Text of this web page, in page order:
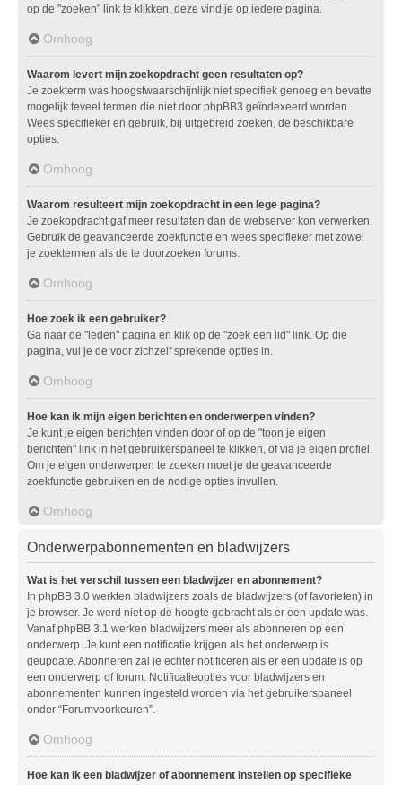
op de "zoeken" link te klikken, deze vind je op iedere pagina.
Omhoog
Waarom levert mijn zoekopdracht geen resultaten op?
Je zoekterm was hoogstwaarschijnlijk niet specifiek genoeg en bevatte
mogelijk teveel termen die niet door phpBB3 geïndexeerd worden.
Wees specifieker en gebruik, bij uitgebreid zoeken, de beschikbare
opties.
Omhoog
Waarom resulteert mijn zoekopdracht in een lege pagina?
Je zoekopdracht gaf meer resultaten dan de webserver kon verwerken.
Gebruik de geavanceerde zoekfunctie en wees specifieker met zowel
je zoektermen als de te doorzoeken forums.
Omhoog
Hoe zoek ik een gebruiker?
Ga naar de "leden" pagina en klik op de "zoek een lid" link. Op die
pagina, vul je de voor zichzelf sprekende opties in.
Omhoog
Hoe kan ik mijn eigen berichten en onderwerpen vinden?
Je kunt je eigen berichten vinden door of op de "toon je eigen
berichten" link in het gebruikerspaneel te klikken, of via je eigen profiel.
Om je eigen onderwerpen te zoeken moet je de geavanceerde
zoekfunctie gebruiken en de nodige opties invullen.
Omhoog
Onderwerpabonnementen en bladwijzers
Wat is het verschil tussen een bladwijzer en abonnement?
In phpBB 3.0 werkten bladwijzers zoals de bladwijzers (of favorieten) in
je browser. Je werd niet op de hoogte gebracht als er een update was.
Vanaf phpBB 3.1 werken bladwijzers meer als abonneren op een
onderwerp. Je kunt een notificatie krijgen als het onderwerp is
geüpdate. Abonneren zal je echter notificeren als er een update is op
een onderwerp of forum. Notificatieopties voor bladwijzers en
abonnementen kunnen ingesteld worden via het gebruikerspaneel
onder “Forumvoorkeuren”.
Omhoog
Hoe kan ik een bladwijzer of abonnement instellen op specifieke